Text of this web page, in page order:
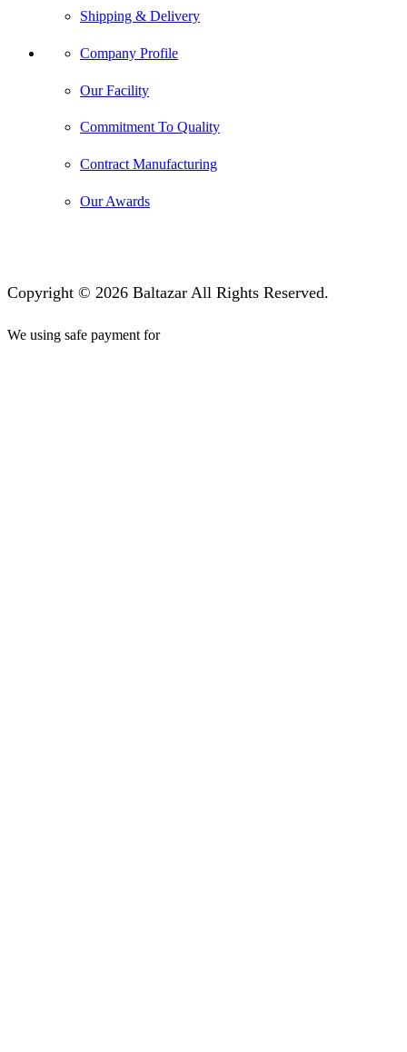
Shipping & Delivery
Company Profile
Our Facility
Commitment To Quality
Contract Manufacturing
Our Awards
Copyright © 2026 Baltazar All Rights Reserved.
We using safe payment for